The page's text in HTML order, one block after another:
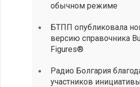
обычном режиме
БТПП опубликовала
версию справочника
Figures®
Радио Болгария
участников